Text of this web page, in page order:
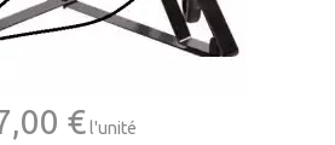
€ l'unité